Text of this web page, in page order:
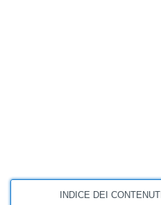
INDICE DEI CONTENUTI